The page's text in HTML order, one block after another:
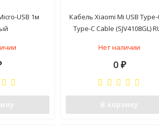
USB 1м
Кабель Xiaomi Mi USB Type-
Type-C Cable (SJV4108GL)
Нет наличии
0 ₽
В корзину